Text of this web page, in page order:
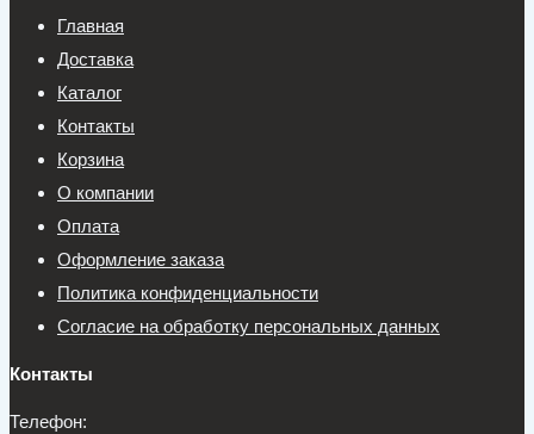
Главная
Доставка
Каталог
Контакты
Корзина
О компании
Оплата
Оформление заказа
Политика конфиденциальности
Согласие на обработку персональных данных
Контакты
Телефон: